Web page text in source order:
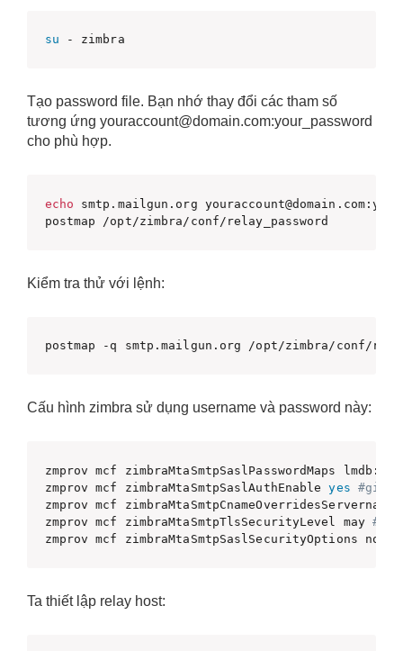
su - zimbra
Tạo password file. Bạn nhớ thay đổi các tham số
tương ứng youraccount@domain.com:your_password
cho phù hợp.
echo smtp.mailgun.org
postmap /opt/zimbra/conf/relay_password
Kiểm tra thử với lệnh:
postmap -q smtp.mailgun.org /opt/zimbra/conf/
Cấu hình zimbra sử dụng username và password này:
zmprov mcf zimbraMtaSmtpSaslPasswordMaps
zmprov mcf zimbraMtaSmtpSaslAuthEnable yes #giá
zmprov mcf
zmprov mcf zimbraMtaSmtpTlsSecurityLevel may
zmprov mcf zimbraMtaSmtpSaslSecurityOptions
Ta thiết lập relay host: